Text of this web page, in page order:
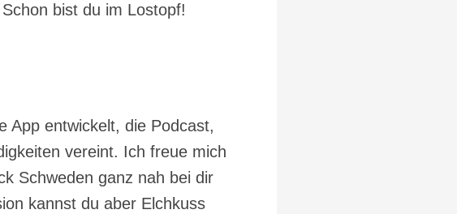
bist du im Lostopf!
App entwickelt, die Podcast,
vereint. Ich freue mich
Schweden ganz nah bei dir
kannst du aber Elchkuss